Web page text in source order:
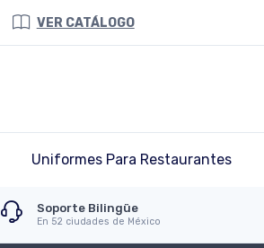
VER CATÁLOGO
Uniformes Para Restaurantes
Soporte Bilingüe
En 52 ciudades de México